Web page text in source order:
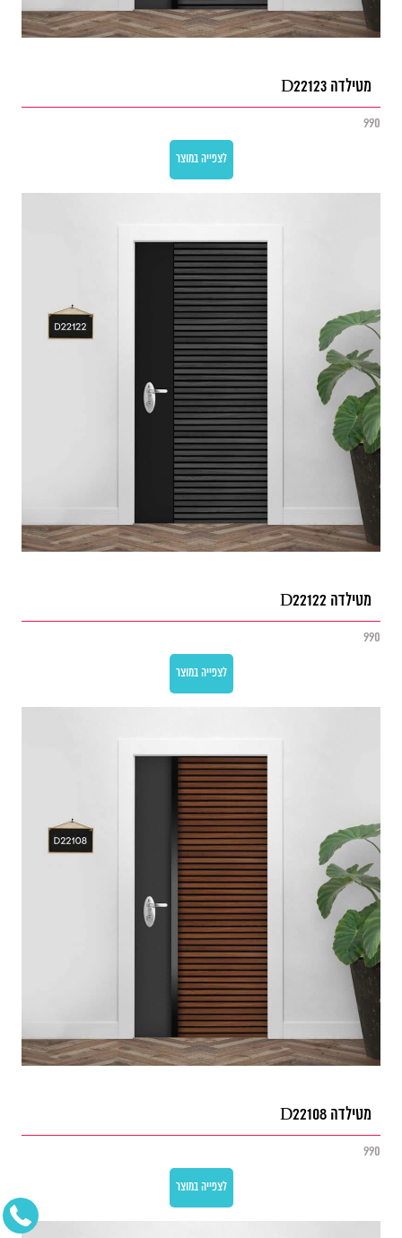
מטילדה D22123
990
לצפייה במוצר
מטילדה D22122
990
לצפייה במוצר
מטילדה D22108
990
לצפייה במוצר